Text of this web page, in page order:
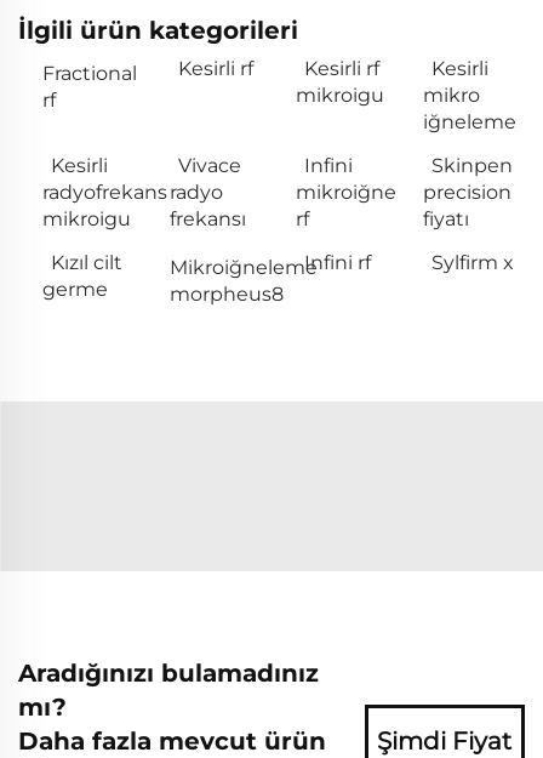
İlgili ürün kategorileri
Fractional
rf
Kesirli rf
Kesirli rf
mikroigu
Kesirli
mikro
iğneleme
Kesirli
radyofrekans
mikroigu
Vivace
radyo
frekansı
Infini
mikroiğne
rf
Skinpen
precision
fiyatı
Kızıl cilt
germe
Mikroiğneleme
morpheus8
Infini rf Sylfirm x
Aradığınızı bulamadınız
mı?
Daha fazla mevcut ürün
Şimdi Fiyat